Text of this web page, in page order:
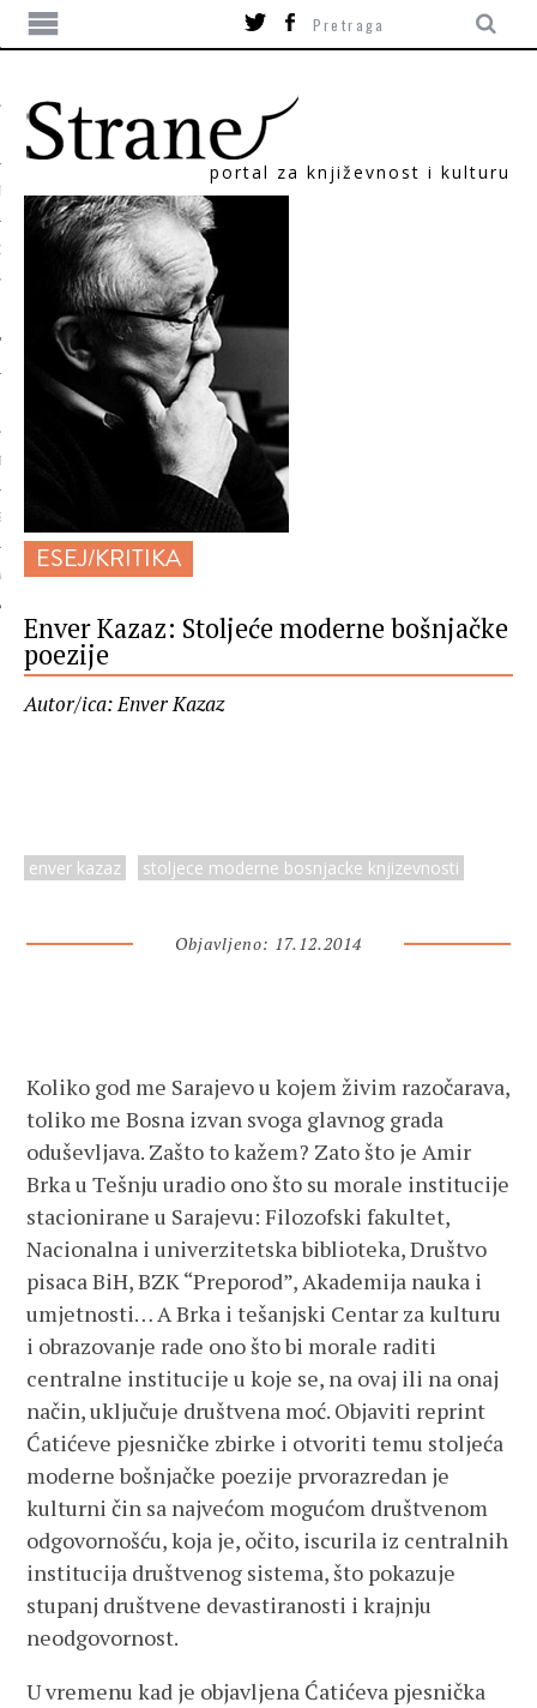
portal za književnost i kulturu
ESEJ/KRITIKA
Enver Kazaz: Stoljeće moderne bošnjačke
poezije
Autor/ica: Enver Kazaz
enver kazaz stoljece moderne bosnjacke knjizevnosti
Objavljeno: 17.12.2014
Koliko god me Sarajevo u kojem živim razočarava,
toliko me Bosna izvan svoga glavnog grada
oduševljava. Zašto to kažem? Zato što je Amir
Brka u Tešnju uradio ono što su morale institucije
stacionirane u Sarajevu: Filozofski fakultet,
Nacionalna i univerzitetska biblioteka, Društvo
pisaca BiH, BZK “Preporod”, Akademija nauka i
umjetnosti… A Brka i tešanjski Centar za kulturu
i obrazovanje rade ono što bi morale raditi
centralne institucije u koje se, na ovaj ili na onaj
način, uključuje društvena moć. Objaviti reprint
Ćatićeve pjesničke zbirke i otvoriti temu stoljeća
moderne bošnjačke poezije prvorazredan je
kulturni čin sa najvećom mogućom društvenom
odgovornošću, koja je, očito, iscurila iz centralnih
institucija društvenog sistema, što pokazuje
stupanj društvene devastiranosti i krajnju
neodgovornost.
U vremenu kad je objavljena Ćatićeva pjesnička